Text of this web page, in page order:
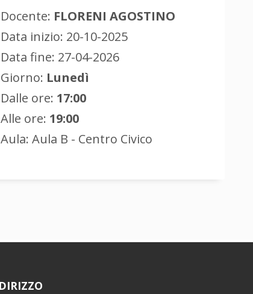
Docente: FLORENI AGOSTINO
Data inizio: 20-10-2025
Data fine: 27-04-2026
Giorno: Lunedì
Dalle ore: 17:00
Alle ore: 19:00
Aula: Aula B - Centro Civico